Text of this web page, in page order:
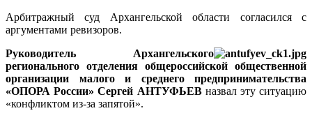
Арбитражный суд Архангельской области согласился с
аргументами ревизоров.
Руководитель Архангельского
регионального отделения общероссийской общественной
организации малого и среднего предпринимательства
«ОПОРА России» Сергей АНТУФЬЕВназвал эту ситуацию
«конфликтом из-за запятой».